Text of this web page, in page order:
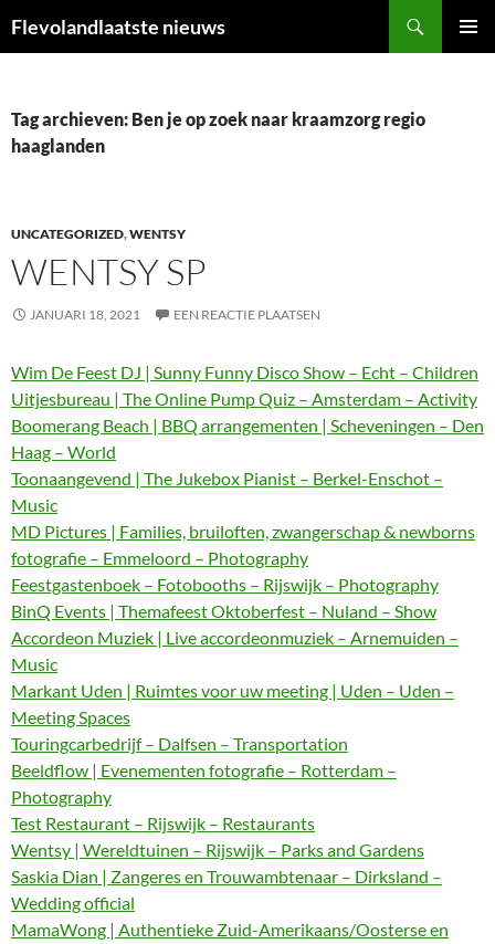
naar
Flevolandlaatste nieuws
Tag archieven: Ben je op zoek naar kraamzorg regio
haaglanden
UNCATEGORIZED,WENTSY
WENTSY SP
JANUARI 18, 2021 EEN REACTIE PLAATSEN
Wim De Feest DJ | Sunny Funny Disco Show – Echt – Children
Uitjesbureau | The Online Pump Quiz – Amsterdam – Activity
Boomerang Beach | BBQ arrangementen | Scheveningen – Den
Haag – World
Toonaangevend | The Jukebox Pianist – Berkel-Enschot –
Music
MD Pictures | Families, bruiloften, zwangerschap & newborns
fotografie – Emmeloord – Photography
Feestgastenboek – Fotobooths – Rijswijk – Photography
BinQ Events | Themafeest Oktoberfest – Nuland – Show
Accordeon Muziek | Live accordeonmuziek – Arnemuiden –
Music
Markant Uden | Ruimtes voor uw meeting | Uden – Uden –
Meeting Spaces
Touringcarbedrijf – Dalfsen – Transportation
Beeldflow | Evenementen fotografie – Rotterdam –
Photography
Test Restaurant – Rijswijk – Restaurants
Wentsy | Wereldtuinen – Rijswijk – Parks and Gardens
Saskia Dian | Zangeres en Trouwambtenaar – Dirksland –
Wedding official
MamaWong | Authentieke Zuid-Amerikaans/Oosterse en